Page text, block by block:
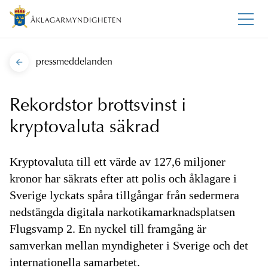
pressmeddelanden
Rekordstor brottsvinst i
kryptovaluta säkrad
Kryptovaluta till ett värde av 127,6 miljoner
kronor har säkrats efter att polis och åklagare i
Sverige lyckats spåra tillgångar från sedermera
nedstängda digitala narkotikamarknadsplatsen
Flugsvamp 2. En nyckel till framgång är
samverkan mellan myndigheter i Sverige och det
internationella samarbetet.